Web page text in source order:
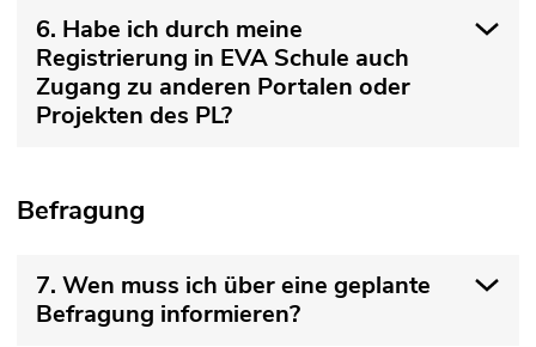
6. Habe ich durch meine
Registrierung in EVA Schule auch
Zugang zu anderen Portalen oder
Projekten des PL?
Befragung
7. Wen muss ich über eine geplante
Befragung informieren?